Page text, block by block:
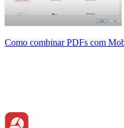
Como combinar PDFs com